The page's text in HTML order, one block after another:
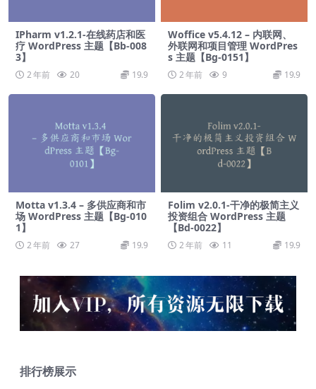
IPharm v1.2.1-在线药店和医
疗 WordPress 主题【Bb-008
3】
2 年前 20 19.9
Woffice v5.4.12 – 内联网、
外联网和项目管理 WordPres
s 主题【Bg-0151】
2 年前 9 19.9
Motta v1.3.4 – 多供应商和市
场 WordPress 主题【Bg-010
1】
2 年前 27 19.9
Folim v2.0.1-干净的极简主义
投资组合 WordPress 主题
【Bd-0022】
2 年前 11 19.9
排行榜展示